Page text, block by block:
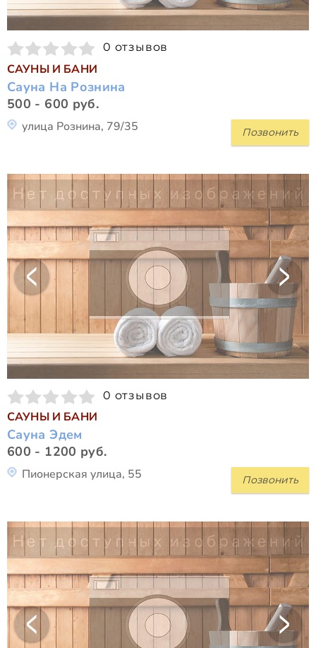
0 отзывов
САУНЫ И БАНИ
Сауна На Рознина
500 - 600 руб.
Позвонить
улица Рознина, 79/35
0 отзывов
САУНЫ И БАНИ
Сауна Эдем
600 - 1200 руб.
Позвонить
Пионерская улица, 55